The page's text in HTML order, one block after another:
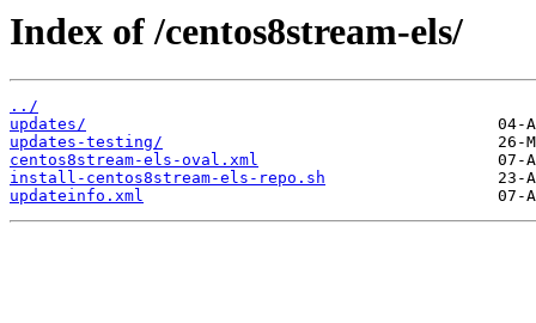
Index of /centos8stream-els/
../
updates/
updates-testing/
centos8stream-els-oval.xml
install-centos8stream-els-repo.sh
updateinfo.xml